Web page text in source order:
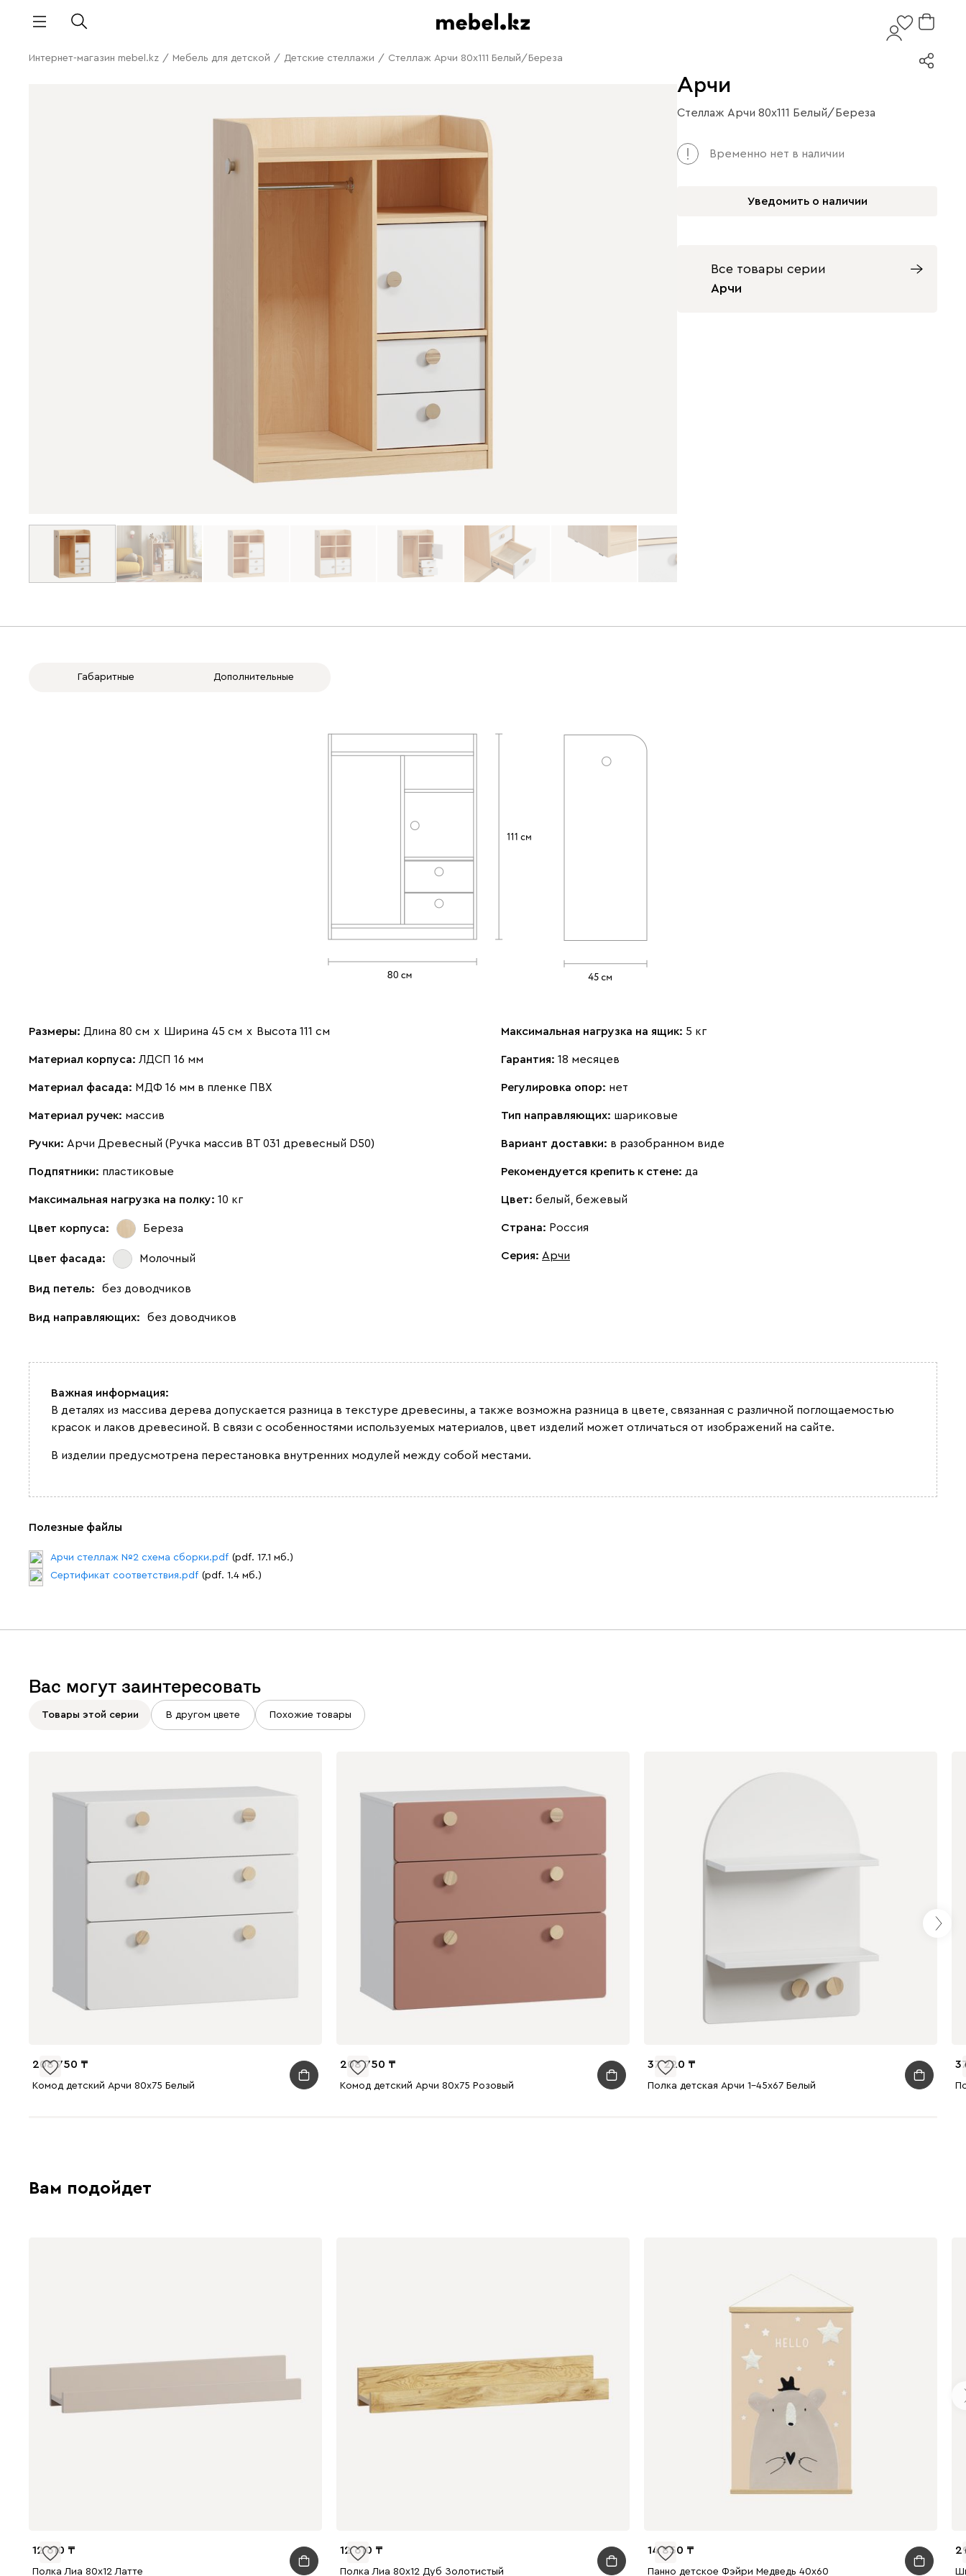
Интернет-магазин mebel.kz / Мебель для детской / Детские стеллажи / Стеллаж Арчи 80x111 Белый/Береза
Арчи
Стеллаж Арчи 80x111 Белый/Береза
Временно нет в наличии
Уведомить о наличии
Все товары серии
Арчи
Габаритные Дополнительные
Размеры: Длина 80 см х Ширина 45 см х Высота 111 см
Материал корпуса: ЛДСП 16 мм
Материал фасада: МДФ 16 мм в пленке ПВХ
Материал ручек: массив
Ручки: Арчи Древесный (Ручка массив ВТ 031 древесный D50)
Подпятники: пластиковые
Максимальная нагрузка на полку: 10 кг
Цвет корпуса: Береза
Цвет фасада: Молочный
Вид петель: без доводчиков
Вид направляющих: без доводчиков
Максимальная нагрузка на ящик: 5 кг
Гарантия: 18 месяцев
Регулировка опор: нет
Тип направляющих: шариковые
Вариант доставки: в разобранном виде
Рекомендуется крепить к стене: да
Цвет: белый, бежевый
Страна: Россия
Серия: Арчи
Важная информация:
В деталях из массива дерева допускается разница в текстуре древесины, а также возможна разница в цвете, связанная с различной поглощаемостью
красок и лаков древесиной. В связи с особенностями используемых материалов, цвет изделий может отличаться от изображений на сайте.
В изделии предусмотрена перестановка внутренних модулей между собой местами.
Полезные файлы
Арчи стеллаж №2 схема сборки.pdf (pdf. 17.1 мб.)
Сертификат соответствия.pdf (pdf. 1.4 мб.)
Вас могут заинтересовать
Товары этой серии В другом цвете Похожие товары
208 750
Комод детский Арчи 80x75 Белый
208 750
Комод детский Арчи 80x75 Розовый
37 220
Полка детская Арчи 1-45x67 Белый
Вам подойдет
12 610
Полка Лиа 80x12 Латте
12 610
Полка Лиа 80x12 Дуб Золотистый
14 850
Панно детское Фэйри Медведь 40x60